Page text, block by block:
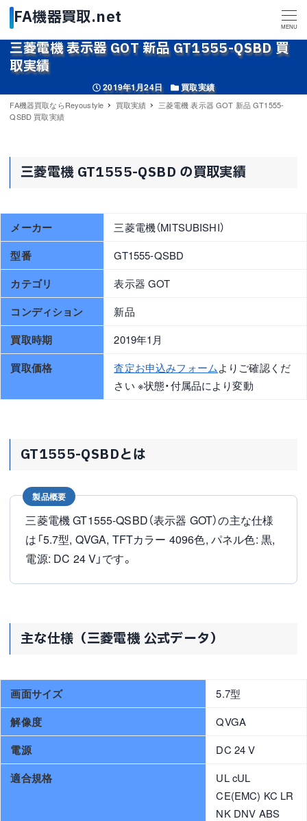
MENU
三菱電機 表示器 GOT 新品 GT1555-QSBD 買
取実績
投稿日
2019年1月24日 カテゴリー
買取実績
FA機器買取ならReyoustyle 買取実績
三菱電機 表示器 GOT 新品 GT1555-
QSBD 買取実績
三菱電機 GT1555-QSBD の買取実績
メーカー 三菱電機（MITSUBISHI）
型番 GT1555-QSBD
カテゴリ 表示器 GOT
コンディション 新品
買取時期 2019年1月
買取価格 査定お申込みフォームよりご確認くだ
さい ※状態・付属品により変動
GT1555-QSBDとは
製品概要
三菱電機 GT1555-QSBD（表示器 GOT）の主な仕様
は「5.7型, QVGA, TFTカラー 4096色, パネル色: 黒,
電源: DC 24 V」です。
主な仕様（三菱電機 公式データ）
画面サイズ 5.7型
解像度 QVGA
電源 DC 24 V
適合規格
UL cUL
CE(EMC) KC LR
NK DNV ABS